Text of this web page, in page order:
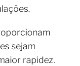
sejam
rapidez.